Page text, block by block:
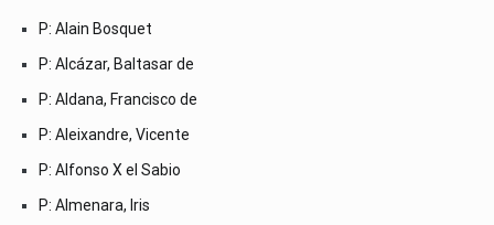
P: Alain Bosquet
P: Alcázar, Baltasar de
P: Aldana, Francisco de
P: Aleixandre, Vicente
P: Alfonso X el Sabio
P: Almenara, Iris